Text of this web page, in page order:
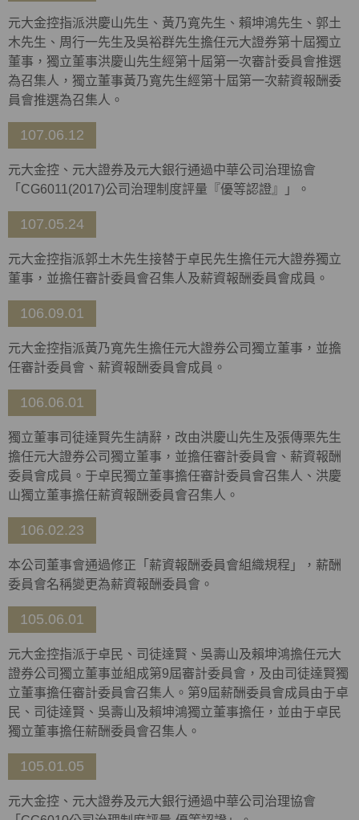
元大金控指派洪慶山先生、黃乃寬先生、賴坤鴻先生、郭土
木先生、周行一先生及吳裕群先生擔任元大證券第十屆獨立
董事，獨立董事洪慶山先生經第十屆第一次審計委員會推選
為召集人，獨立董事黃乃寬先生經第十屆第一次薪資報酬委
員會推選為召集人。
107.06.12
元大金控、元大證券及元大銀行通過中華公司治理協會
「CG6011(2017)公司治理制度評量『優等認證』」。
107.05.24
元大金控指派郭土木先生接替于卓民先生擔任元大證券獨立
董事，並擔任審計委員會召集人及薪資報酬委員會成員。
106.09.01
元大金控指派黃乃寬先生擔任元大證券公司獨立董事，並擔
任審計委員會、薪資報酬委員會成員。
106.06.01
獨立董事司徒達賢先生請辭，改由洪慶山先生及張傳栗先生
擔任元大證券公司獨立董事，並擔任審計委員會、薪資報酬
委員會成員。于卓民獨立董事擔任審計委員會召集人、洪慶
山獨立董事擔任薪資報酬委員會召集人。
106.02.23
本公司董事會通過修正「薪資報酬委員會組織規程」，薪酬
委員會名稱變更為薪資報酬委員會。
105.06.01
元大金控指派于卓民、司徒達賢、吳壽山及賴坤鴻擔任元大
證券公司獨立董事並組成第9屆審計委員會，及由司徒達賢獨
立董事擔任審計委員會召集人。第9屆薪酬委員會成員由于卓
民、司徒達賢、吳壽山及賴坤鴻獨立董事擔任，並由于卓民
獨立董事擔任薪酬委員會召集人。
105.01.05
元大金控、元大證券及元大銀行通過中華公司治理協會